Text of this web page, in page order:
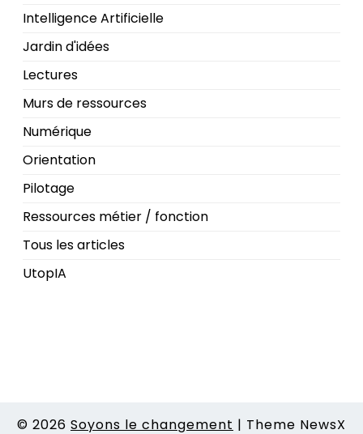
Intelligence Artificielle
Jardin d'idées
Lectures
Murs de ressources
Numérique
Orientation
Pilotage
Ressources métier / fonction
Tous les articles
UtopIA
© 2026 Soyons le changement | Theme NewsX